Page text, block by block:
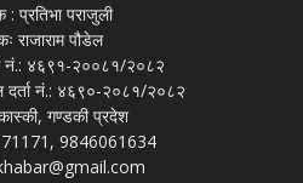
प्रतिभा पराजुली
राजाराम पौडेल
नं.: ४६९१-२००८१/२०८२
दर्ता नं.: ४६९०-२०८१/२०८२
गण्डकी प्रदेश
9846061634